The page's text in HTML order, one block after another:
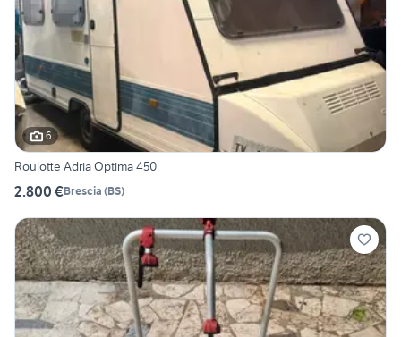
6
Roulotte Adria Optima 450
2.800 €Brescia (BS)